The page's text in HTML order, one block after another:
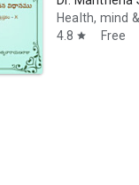
Health, mind
4.8 star Free